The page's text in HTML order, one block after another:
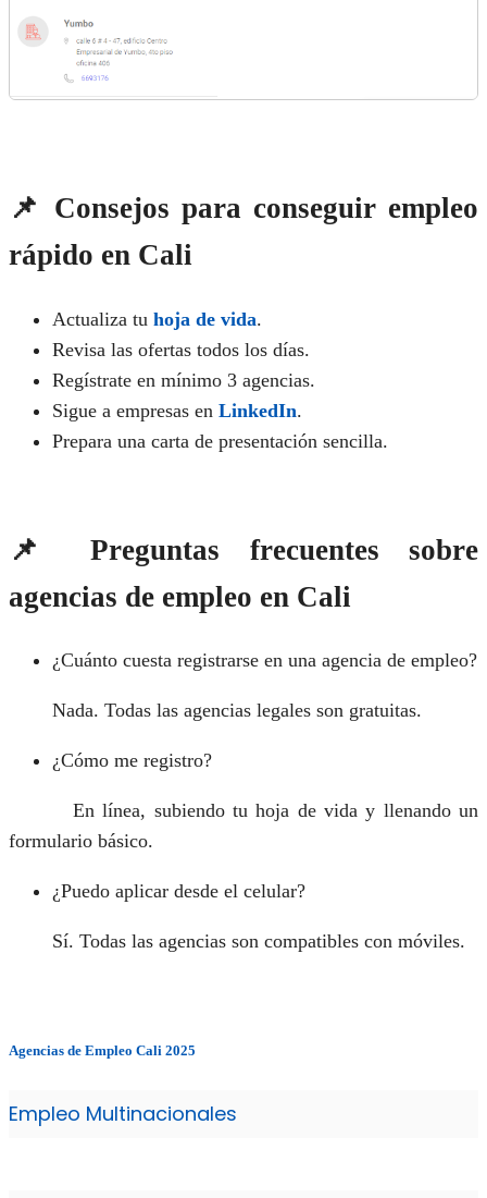
📌 Consejos para conseguir empleo
rápido en Cali
Actualiza tu hoja de vida.
Revisa las ofertas todos los días.
Regístrate en mínimo 3 agencias.
Sigue a empresas en LinkedIn.
Prepara una carta de presentación sencilla.
📌 Preguntas frecuentes sobre
agencias de empleo en Cali
¿Cuánto cuesta registrarse en una agencia de empleo?
Nada. Todas las agencias legales son gratuitas.
¿Cómo me registro?
En línea, subiendo tu hoja de vida y llenando un
formulario básico.
¿Puedo aplicar desde el celular?
Sí. Todas las agencias son compatibles con móviles.
Agencias de Empleo Cali 2025
Empleo Multinacionales